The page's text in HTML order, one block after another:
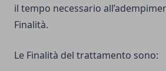
il tempo necessario
Finalità.
Le Finalità del trattamento sono: